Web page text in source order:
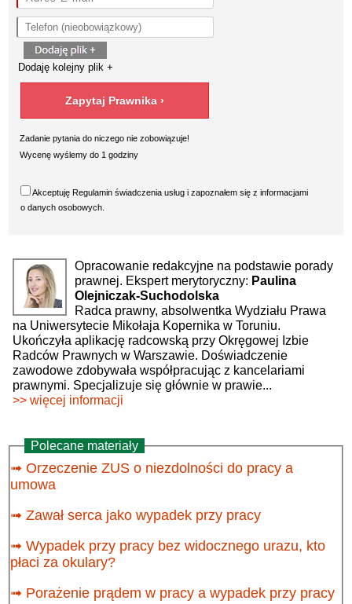
Dodaję kolejny plik +
Zadanie pytania do niczego nie zobowiązuje!
Wycenę wyślemy do 1 godziny
Akceptuję Regulamin świadczenia usług i zapoznałem się zinformacjami
o danych osobowych
Opracowanie redakcyjne na podstawie porady
prawnej. Ekspert merytoryczny: Paulina
Olejniczak-Suchodolska
Radca prawny, absolwentka Wydziału Prawa
na Uniwersytecie Mikołaja Kopernika w Toruniu.
Ukończyła aplikację radcowską przy Okręgowej Izbie
Radców Prawnych w Warszawie. Doświadczenie
zawodowe zdobywała współpracując z kancelariami
prawnymi. Specjalizuje się głównie w prawie...
>> więcej informacji
Polecane materiały
➟Orzeczenie ZUS o niezdolności do pracy a
umowa
➟Zawał serca jako wypadek przy pracy
➟Wypadek przy pracy bez widocznego urazu, kto
płaci za okulary?
➟ Porażenie prądem w pracy a wypadek przy pracy